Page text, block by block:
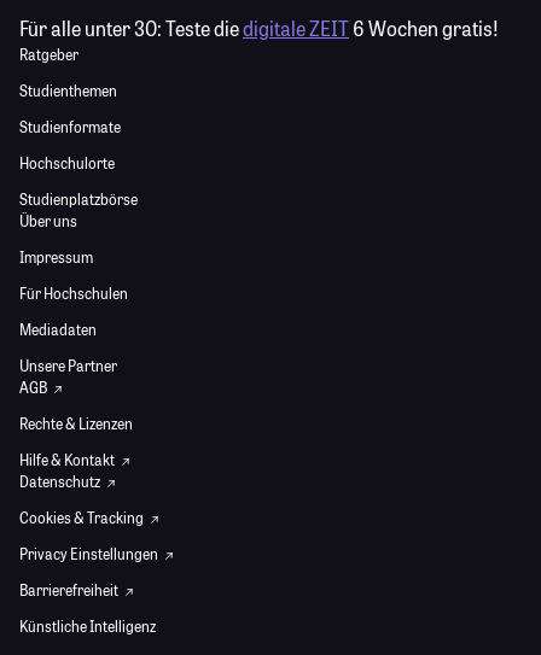
Für alle unter 30:Teste diedigitale ZEIT6 Wochen gratis!
Ratgeber
Studienthemen
Studienformate
Hochschulorte
Studienplatzbörse
Über uns
Impressum
Für Hochschulen
Mediadaten
Unsere Partner
AGB
Rechte & Lizenzen
Hilfe & Kontakt
Datenschutz
Cookies & Tracking
Privacy Einstellungen
Barrierefreiheit
Künstliche Intelligenz